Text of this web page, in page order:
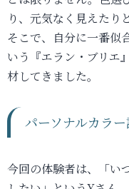
り、元気なく見えたり
そこで、自分に一番似
いう『エラン・ブリエ
材してきました。
パーソナルカラ
今回の体験者は、「い